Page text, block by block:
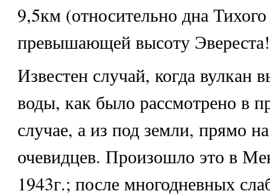
9,5км (относительно дна
превышающей высоту Эвереста!
Известен случай, когда вулкан
воды, как было рассмотрено в
случае, а из под земли, прямо на
очевидцев. Произошло это в
1943г.; после многодневных